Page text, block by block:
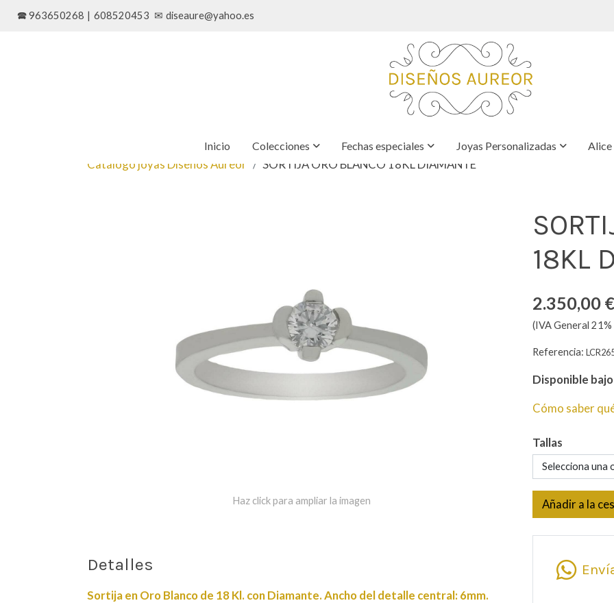
🕿 963650268 | 608520453 ✉ diseaure@yahoo.es
Inicio Colecciones Fechas especiales Joyas Personalizadas
Catálogo joyas Diseños Aureor SORTIJA ORO BLANCO 18KL DIAMANTE
Haz click para ampliar la imagen
Detalles
Sortija en Oro Blanco de 18 Kl. con Diamante. Ancho del detalle central: 6mm.
18KL
2.350,00
(IVA General
Referencia:
Disponible
Cómo saber
Tallas
Selecciona una
Añadir a la